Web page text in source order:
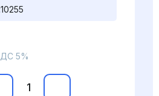
10255
5%